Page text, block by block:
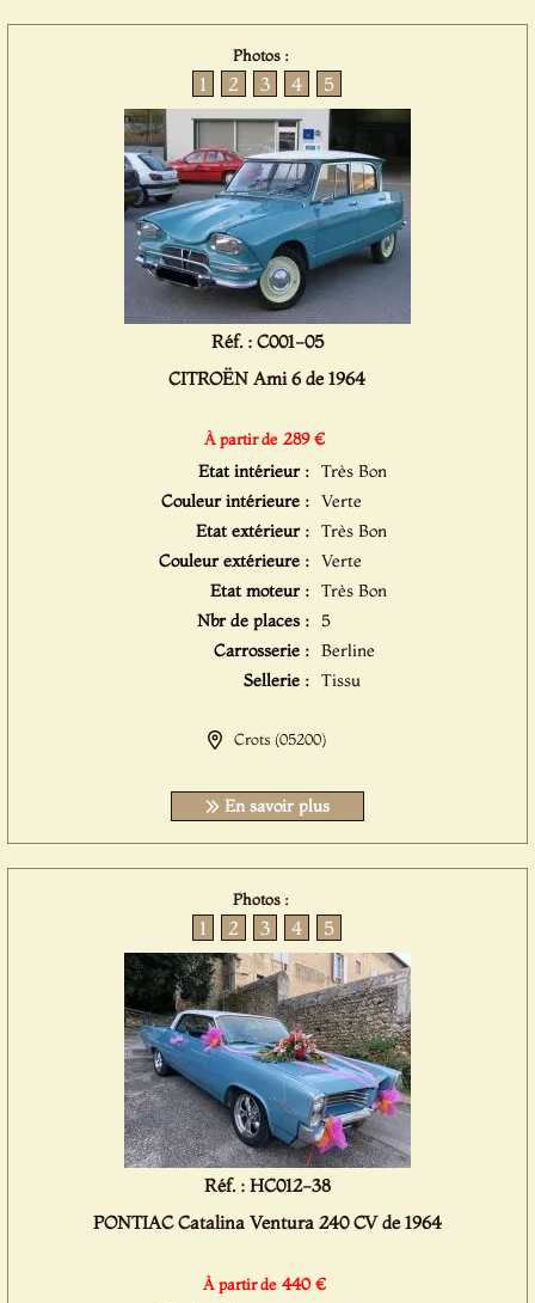
Photos :
1 2 3 4 5
Réf. : C001-05
CITROËN Ami 6 de 1964
À partir de 289 €
Etat intérieur : Très Bon
Couleur intérieure : Verte
Etat extérieur : Très Bon
Couleur extérieure : Verte
Etat moteur : Très Bon
Nbr de places : 5
Carrosserie : Berline
Sellerie : Tissu
Crots (05200)
En savoir plus
Photos :
1 2 3 4 5
Réf. : HC012-38
PONTIAC Catalina Ventura 240 CV de 1964
À partir de 440 €